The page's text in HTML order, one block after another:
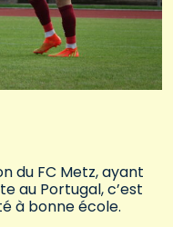
du FC Metz, ayant
au Portugal, c’est
à bonne école.